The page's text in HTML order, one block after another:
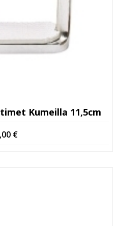
Kumeilla 11,5cm
€